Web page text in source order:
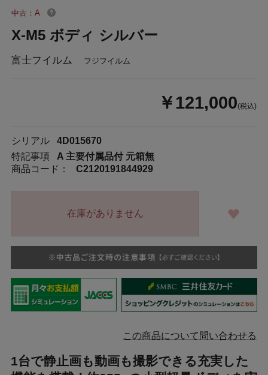
中古：A
X-M5 ボディ シルバー
富士フイルム フジフイルム
￥121,000(税込)
シリアル
4D015670
特記事項
A 主要付属品付 元箱無
商品コード：
C2120191844929
在庫がありません
この商品について問い合わせる
1台で静止画も動画も撮影できる充実した